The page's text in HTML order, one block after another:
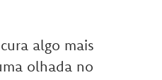
algo mais
olhada no